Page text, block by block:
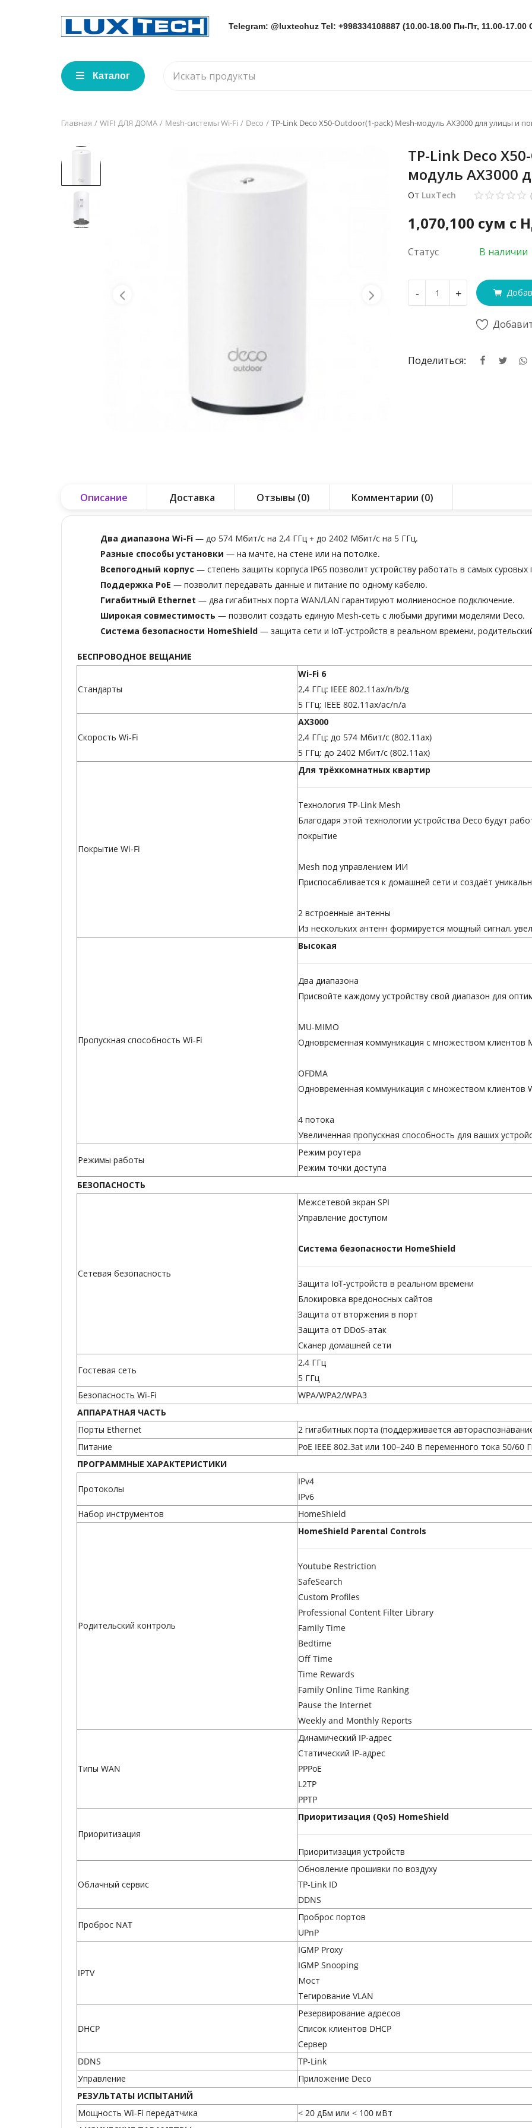
Telegram: @luxtechuz Tel: +998334108887 (10.00-18.00 Пн-Пт, 11.00-17.00
Каталог
Главная WIFI ДЛЯ ДОМА Mesh-системы Wi-Fi Deco TP-Link Deco X50-Outdoor(1-pack) Mesh-модуль AX3000 для улицы и
TP-Link Deco
модуль AX3000
От LuxTech
1,070,100 сум с
Статус В наличии
- +
Поделиться:
Описание Доставка Отзывы (0) Комментарии (0)
Два диапазона Wi-Fi — до 574 Мбит/с на 2,4 ГГц + до 2402 Мбит/с на 5 ГГц.
Разные способы установки — на мачте, на стене или на потолке.
Всепогодный корпус — степень защиты корпуса IP65 позволит устройству работать в самых суровых
Поддержка PoE — позволит передавать данные и питание по одному кабелю.
Гигабитный Ethernet — два гигабитных порта WAN/LAN гарантируют молниеносное подключение.
Широкая совместимость — позволит создать единую Mesh-сеть с любыми другими моделями Deco.
Система безопасности HomeShield — защита сети и IoT-устройств в реальном времени,
БЕСПРОВОДНОЕ ВЕЩАНИЕ
Стандарты
Wi-Fi 6
2,4 ГГц: IEEE 802.11ax/n/b/g
5 ГГц: IEEE 802.11ax/ac/n/a
Скорость Wi-Fi
AX3000
2,4 ГГц: до 574 Мбит/с (802.11ax)
5 ГГц: до 2402 Мбит/с (802.11ax)
Покрытие Wi-Fi
Для трёхкомнатных квартир
Технология TP-Link Mesh
Благодаря этой технологии устройства Deco будут
покрытие
Mesh под управлением ИИ
Приспосабливается к домашней сети и создаёт
2 встроенные антенны
Из нескольких антенн формируется мощный сигнал,
Пропускная способность Wi-Fi
Высокая
Два диапазона
Присвойте каждому устройству свой диапазон для
MU-MIMO
Одновременная коммуникация с множеством клиентов
OFDMA
Одновременная коммуникация с множеством клиентов
4 потока
Увеличенная пропускная способность для ваших
Режимы работы
Режим роутера
Режим точки доступа
БЕЗОПАСНОСТЬ
Сетевая безопасность
Межсетевой экран SPI
Управление доступом
Система безопасности HomeShield
Защита IoT-устройств в реальном времени
Блокировка вредоносных сайтов
Защита от вторжения в порт
Защита от DDoS-атак
Сканер домашней сети
Гостевая сеть
2,4 ГГц
5 ГГц
Безопасность Wi-Fi
WPA/WPA2/WPA3
АППАРАТНАЯ ЧАСТЬ
Порты Ethernet
2 гигабитных порта (поддерживается
Питание
PoE IEEE 802.3at или 100–240 В переменного тока 50/60
ПРОГРАММНЫЕ ХАРАКТЕРИСТИКИ
Протоколы
IPv4
IPv6
Набор инструментов
HomeShield
Родительский контроль
HomeShield Parental Controls
Youtube Restriction
SafeSearch
Custom Profiles
Professional Content Filter Library
Family Time
Bedtime
Off Time
Time Rewards
Family Online Time Ranking
Pause the Internet
Weekly and Monthly Reports
Типы WAN
Динамический IP-адрес
Статический IP-адрес
PPPoE
L2TP
PPTP
Приоритизация
Приоритизация (QoS) HomeShield
Приоритизация устройств
Облачный сервис
Обновление прошивки по воздуху
TP-Link ID
DDNS
Проброс NAT
Проброс портов
UPnP
IPTV
IGMP Proxy
IGMP Snooping
Мост
Тегирование VLAN
DHCP
Резервирование адресов
Список клиентов DHCP
Сервер
DDNS
TP-Link
Управление
Приложение Deco
РЕЗУЛЬТАТЫ ИСПЫТАНИЙ
Мощность Wi-Fi передатчика
< 20 дБм или < 100 мВт